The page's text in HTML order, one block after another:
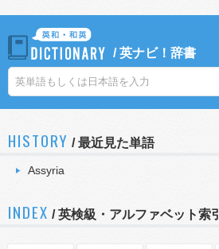
/英ナビ！辞書
HISTORY /最近見た単語
Assyria
INDEX / 英検級・アルファベット索引